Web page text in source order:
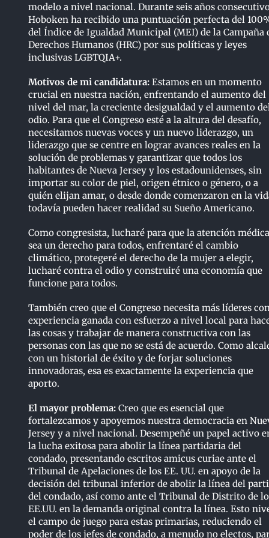
modelo a nivel nacional. Durante seis años
Hoboken ha recibido una puntuación perfecta del
del Índice de Igualdad Municipal (MEI) de la Campaña
Derechos Humanos (HRC) por sus políticas y leyes
inclusivas LGBTQIA+.
Motivos de mi candidatura:Estamos en un momento
crucial en nuestra nación, enfrentando el aumento del
nivel del mar, la creciente desigualdad y el aumento
odio. Para que el Congreso esté a la altura del desafío,
necesitamos nuevas voces y un nuevo liderazgo, un
liderazgo que se centre en lograr avances reales en la
solución de problemas y garantizar que todos los
habitantes de Nueva Jersey y los estadounidenses, sin
importar su color de piel, origen étnico o género, o a
quién elijan amar, o desde donde comenzaron en la
todavía pueden hacer realidad su Sueño Americano.
Como congresista, lucharé para que la atención médica
sea un derecho para todos, enfrentaré el cambio
climático, protegeré el derecho de la mujer a elegir,
lucharé contra el odio y construiré una economía que
funcione para todos.
También creo que el Congreso necesita más líderes
experiencia ganada con esfuerzo a nivel local para
las cosas y trabajar de manera constructiva con las
personas con las que no se está de acuerdo. Como
con un historial de éxito y de forjar soluciones
innovadoras, esa es exactamente la experiencia que
aporto.
El mayor problema:Creo que es esencial que
fortalezcamos y apoyemos nuestra democracia en
Jersey y a nivel nacional. Desempeñé un papel activo
la lucha exitosa para abolir la línea partidaria del
condado, presentando escritos amicus curiae ante el
Tribunal de Apelaciones de los EE. UU. en apoyo de la
decisión del tribunal inferior de abolir la línea del
del condado, así como ante el Tribunal de Distrito de
EE.UU. en la demanda original contra la línea. Esto
el campo de juego para estas primarias, reduciendo el
poder de los jefes de condado, a menudo no electos,